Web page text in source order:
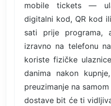
mobile tickets —
digitalni kod, QR kod
sati prije programa,
izravno na telefonu
koriste fizičke
danima nakon
preuzimanje na
dostave bit će ti